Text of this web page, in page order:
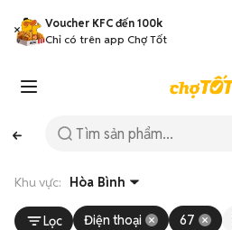
Voucher KFC đến 100k
Chỉ có trên app Chợ Tốt
Khu vực: Hòa Bình
Lọc Điện thoại 67